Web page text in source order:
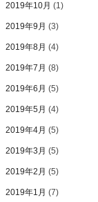
2019年10月 (1)
2019年9月 (3)
2019年8月 (4)
2019年7月 (8)
2019年6月 (5)
2019年5月 (4)
2019年4月 (5)
2019年3月 (5)
2019年2月 (5)
2019年1月 (7)